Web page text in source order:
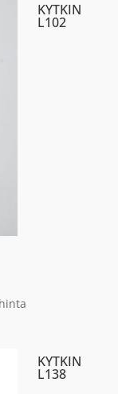
KYTKIN
L102
KYTKIN
L138